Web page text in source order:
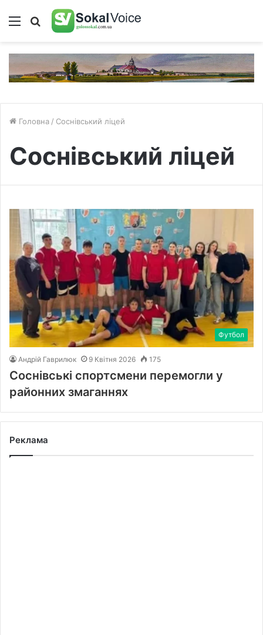
Меню Пошук
Головна / Соснівський ліцей
Соснівський ліцей
Футбол
Андрій Гаврилюк 9 Квітня 2026 175
Соснівські спортсмени перемогли у
районних змаганнях
Реклама